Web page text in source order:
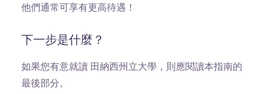
他們通常可享有更高待遇！
下一步是什麼？
如果您有意就讀 田納西州立大學，則應閱讀本指南的
最後部分。